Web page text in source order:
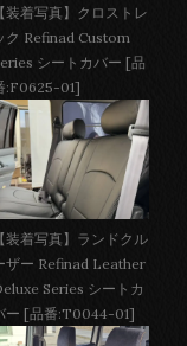
【装着写真】クロストレ
ク Refinad Custom
シートカバー [品
:F0625-01]
【装着写真】ランドクル
ザー Refinad Leather
Series シートカ
ー [品番:T0044-01]